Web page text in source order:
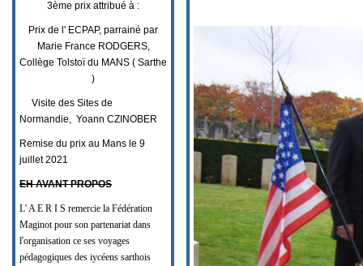
3ème prix attribué à :
Prix de l' ECPAP, parrainé par
Marie France RODGERS,
Collège Tolstoï du MANS ( Sarthe
)
Visite des Sites de
Normandie, Yoann CZINOBER
Remise du prix au Mans le 9
juillet 2021
EH AVANT PROPOS
L' A E R I S remercie la Fédération
Maginot pour son partenariat dans
l'organisation ce ses voyages
pédagogiques des iycéens sarthois